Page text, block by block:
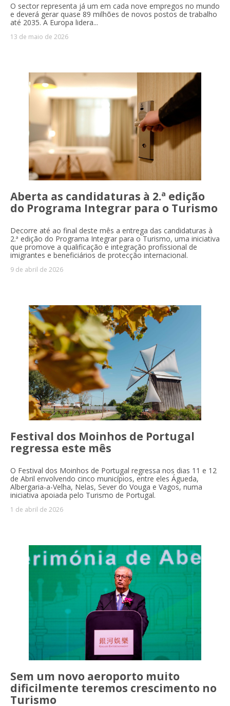
O sector representa já um em cada nove empregos no mundo
e deverá gerar quase 89 milhões de novos postos de trabalho
até 2035. A Europa lidera...
13 de maio de 2026
Aberta as candidaturas à 2.ª edição
do Programa Integrar para o Turismo
Decorre até ao final deste mês a entrega das candidaturas à
2.ª edição do Programa Integrar para o Turismo, uma iniciativa
que promove a qualificação e integração profissional de
imigrantes e beneficiários de protecção internacional.
9 de abril de 2026
Festival dos Moinhos de Portugal
regressa este mês
O Festival dos Moinhos de Portugal regressa nos dias 11 e 12
de Abril envolvendo cinco municípios, entre eles Águeda,
Albergaria-a-Velha, Nelas, Sever do Vouga e Vagos, numa
iniciativa apoiada pelo Turismo de Portugal.
1 de abril de 2026
Sem um novo aeroporto muito
dificilmente teremos crescimento no
Turismo